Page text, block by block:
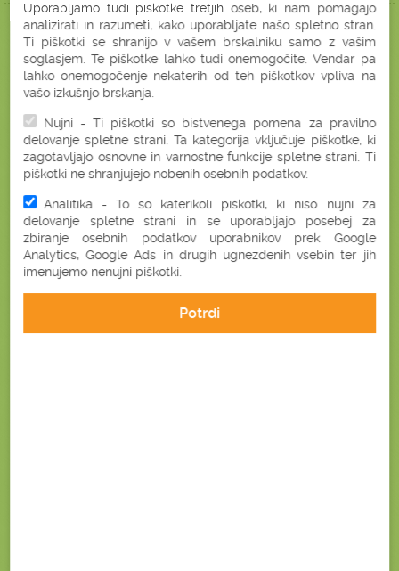
-34%
Uporabljamo tudi piškotke tretjih oseb, ki nam pomagajo
analizirati in razumeti, kako uporabljate našo spletno stran.
Ti piškotki se shranijo v vašem brskalniku samo z vašim
soglasjem. Te piškotke lahko tudi onemogočite. Vendar pa
lahko onemogočenje nekaterih od teh piškotkov vpliva na
vašo izkušnjo brskanja.
Nujni - Ti piškotki so bistvenega pomena za pravilno
delovanje spletne strani. Ta kategorija vključuje piškotke, ki
zagotavljajo osnovne in varnostne funkcije spletne strani. Ti
piškotki ne shranjujejo nobenih osebnih podatkov.
Analitika - To so katerikoli piškotki, ki niso nujni za
delovanje spletne strani in se uporabljajo posebej za
zbiranje osebnih podatkov uporabnikov prek Google
Analytics, Google Ads in drugih ugnezdenih vsebin ter jih
imenujemo nenujni piškotki.
Potrdi